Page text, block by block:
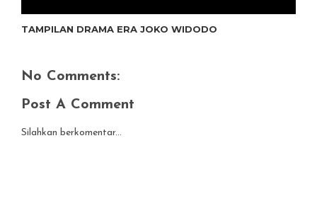
TAMPILAN DRAMA ERA JOKO WIDODO
No Comments:
Post A Comment
Silahkan berkomentar...